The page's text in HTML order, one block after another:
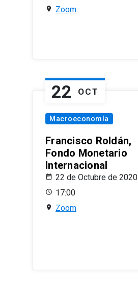
Zoom
22 OCT
Macroeconomía
Francisco Roldán,
Fondo Monetario
Internacional
22 de Octubre de 2020
17:00
Zoom